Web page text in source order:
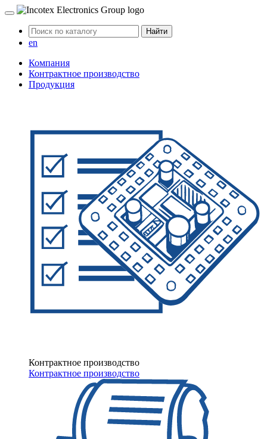
Найти
en
Компания
Контрактное производство
Продукция
Контрактное производство
Контрактное производство